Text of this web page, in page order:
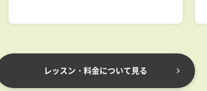
レッスン・料金について見る